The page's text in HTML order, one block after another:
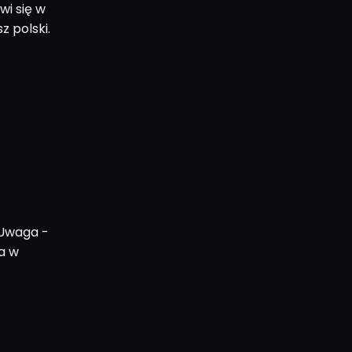
się w
polski.
-
w